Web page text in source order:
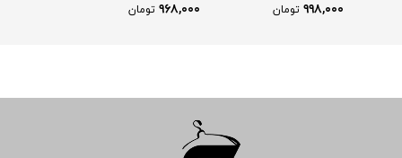
۹۹۸,۰۰۰ تومان ۹۶۸,۰۰۰ تومان